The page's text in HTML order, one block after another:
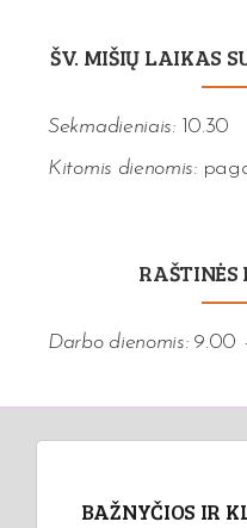
ŠV. MIŠIŲ LAIKAS
Sekmadieniais: 10.30
Kitomis dienomis:
Darbo dienomis: 9.00
BAŽNYČIOS IR